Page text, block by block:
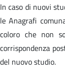
In caso di nuovi
le Anagrafi
coloro che non
corrispondenza
del nuovo studio.